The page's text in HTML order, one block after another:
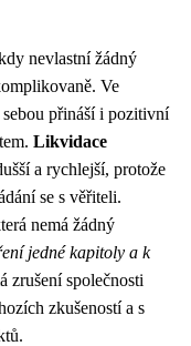
nevlastní žádný
Ve
sebou přináší i pozitivní
Likvidace
a rychlejší, protože
se s věřiteli.
nemá žádný
jedné kapitoly a k
zrušení společnosti
zkušeností a s